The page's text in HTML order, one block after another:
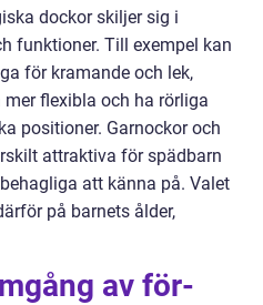
dockor skiljer sig i
funktioner. Till exempel kan
för kramande och lek,
flexibla och ha rörliga
positioner. Garnockor och
attraktiva för spädbarn
att känna på. Valet
på barnets ålder,
av för-